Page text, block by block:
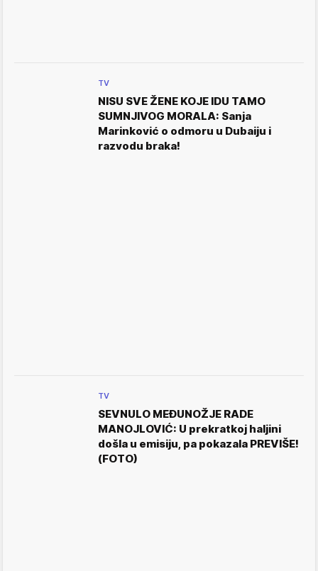
TV
NISU SVE ŽENE KOJE IDU TAMO
SUMNJIVOG MORALA: Sanja
Marinković o odmoru u Dubaiju i
razvodu braka!
TV
SEVNULO MEĐUNOŽJE RADE
MANOJLOVIĆ: U prekratkoj haljini
došla u emisiju, pa pokazala PREVIŠE!
(FOTO)